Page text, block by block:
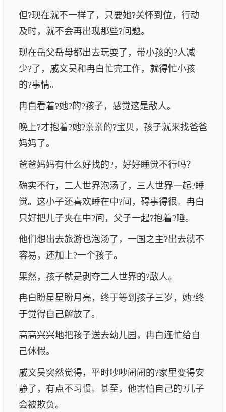
但?现在就不一样了，只要她?关怀到位，行动
及时，就不会再出现那些?问题。
现在岳父岳母都出去玩耍了，带小孩的?人减
少?了，戚文昊和冉白忙完工作，就得忙小孩
的?事情。
冉白看着?她?的?孩子，感觉这是敌人。
晚上?才抱着?她?亲亲的?宝贝，孩子就来找爸爸
妈妈了。
爸爸妈妈有什么好找的?，好好睡觉不行吗？
确实不行，二人世界泡汤了，三人世界一起?睡
觉。这小子还喜欢睡在中?间，碍事得很。冉白
只好把儿子夹在中?间，父子一起?抱着?睡。
他们想出去旅游也泡汤了，一国之主?出去就不
容易，还加上?一个孩子。
果然，孩子就是剥夺二人世界的?敌人。
冉白盼星星盼月亮，终于等到孩子三岁，她?终
于觉得自己解放了。
高高兴兴地把孩子送去幼儿园，冉白连忙给自
己休假。
戚文昊突然觉得，平时吵吵闹闹的?家里变得安
静了，有点不习惯。甚至，他害怕自己的?儿子
会被欺负。